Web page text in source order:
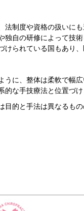
法制度や資格の扱いに
独自の研修によって技
けられている国もあり
うに、整体は柔軟で幅
的な手技療法と位置づ
目的と手法は異なるも